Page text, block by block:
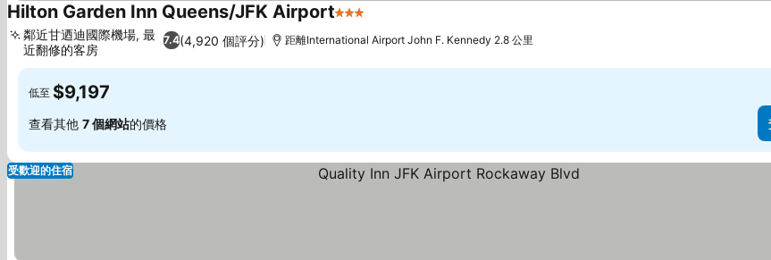
Hilton Garden Inn Queens/JFK Airport3 星級
7.4(4,920 個評分)
鄰近甘迺迪國際機場, 最
近翻修的客房
距離International Airport John F. Kennedy 2.8 公里
低至 $9,197
查看其他 7 個網站的價格
受歡迎的住宿